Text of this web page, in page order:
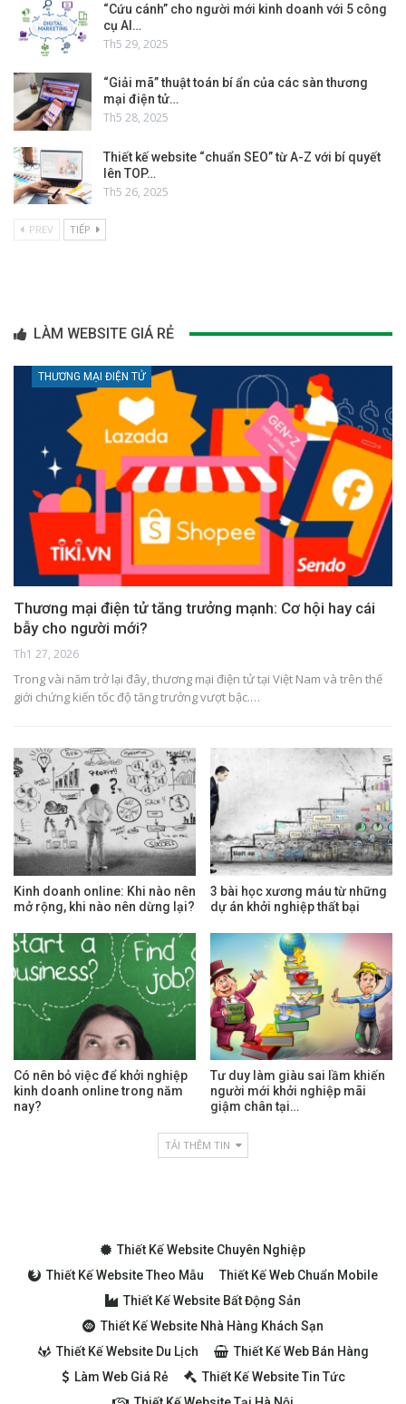
“Cứu cánh” cho người mới kinh doanh với 5 công
cụ AI…
Th5 29, 2025
“Giải mã” thuật toán bí ẩn của các sàn thương
mại điện tử…
Th5 28, 2025
Thiết kế website “chuẩn SEO” từ A-Z với bí quyết
lên TOP…
Th5 26, 2025
PREV TIẾP
LÀM WEBSITE GIÁ RẺ
THƯƠNG MẠI ĐIỆN TỬ
Thương mại điện tử tăng trưởng mạnh: Cơ hội hay cái
bẫy cho người mới?
Th1 27, 2026
Trong vài năm trở lại đây, thương mại điện tử tại Việt Nam và trên thế
giới chứng kiến tốc độ tăng trưởng vượt bậc.…
Kinh doanh online: Khi nào nên
mở rộng, khi nào nên dừng lại?
3 bài học xương máu từ những
dự án khởi nghiệp thất bại
Có nên bỏ việc để khởi nghiệp
kinh doanh online trong năm
nay?
Tư duy làm giàu sai lầm khiến
người mới khởi nghiệp mãi
giậm chân tại…
TẢI THÊM TIN
Thiết Kế Website Chuyên Nghiệp
Thiết Kế Website Theo Mẫu
Thiết Kế Web Chuẩn Mobile
Thiết Kế Website Bất Động Sản
Thiết Kế Website Nhà Hàng Khách Sạn
Thiết Kế Website Du Lịch
Thiết Kế Web Bán Hàng
Làm Web Giá Rẻ
Thiết Kế Website Tin Tức